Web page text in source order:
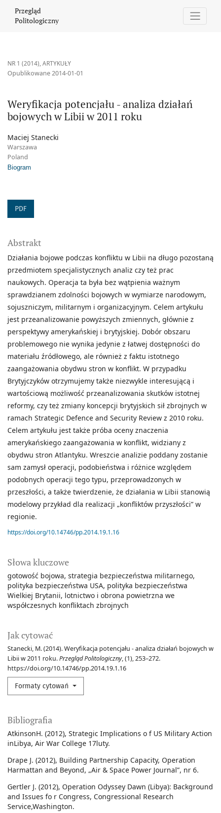
Przegląd
Politologiczny
NR 1 (2014),ARTYKUŁY
Weryfikacja potencjału - analiza działań
bojowych w Libii w 2011 roku
Opublikowane 2014-01-01
Maciej Stanecki
Warszawa
Poland
Biogram
PDF
Słowa kluczowe
gotowość bojowa strategia bezpieczeństwa militarnego
polityka bezpieczeństwa USA polityka bezpieczeństwa
Wielkiej Brytanii lotnictwo i obrona powietrzna we
współczesnych konfliktach zbrojnych
Jak cytować
Stanecki, M. (2014). Weryfikacja potencjału - analiza działań bojowych w
Libii w 2011 roku.Przegląd Politologiczny, (1), 253–272.
https://doi.org/10.14746/pp.2014.19.1.16
Formaty cytowań
Abstrakt
Działania bojowe podczas konfliktu w Libii na długo pozostaną
przedmiotem specjalistycznych analiz czy też prac
naukowych. Operacja ta była bez wątpienia ważnym
sprawdzianem zdolności bojowych w wymiarze narodowym,
sojuszniczym, militarnym i organizacyjnym. Celem artykułu
jest przeanalizowanie powyższych zmiennych, głównie z
perspektywy amerykańskiej i brytyjskiej. Dobór obszaru
problemowego nie wynika jedynie z łatwej dostępności do
materiału źródłowego, ale również z faktu istotnego
zaangażowania obydwu stron w konflikt. W przypadku
Brytyjczyków otrzymujemy także niezwykle interesującą i
wartościową możliwość przeanalizowania skutków istotnej
reformy, czy też zmiany koncepcji brytyjskich sił zbrojnych w
ramach Strategic Defence and Security Review z 2010 roku.
Celem artykułu jest także próba oceny znaczenia
amerykańskiego zaangażowania w konflikt, widziany z
obydwu stron Atlantyku. Wreszcie analizie poddany zostanie
sam zamysł operacji, podobieństwa i różnice względem
podobnych operacji tego typu, przeprowadzonych w
przeszłości, a także twierdzenie, że działania w Libii stanowią
modelowy przykład dla realizacji „konfliktów przyszłości” w
regionie.
https://doi.org/10.14746/pp.2014.19.1.16
Bibliografia
AtkinsonH. (2012), Strategic Implications o f US Military Action
inLibya, Air War College 17luty.
Drape J. (2012), Building Partnership Capacity, Operation
Harmattan and Beyond, „Air & Space Power Journal”, nr 6.
Gertler J. (2012), Operation Odyssey Dawn (Libya): Background
and Issues fo r Congress, Congressional Research
Service,Washington.